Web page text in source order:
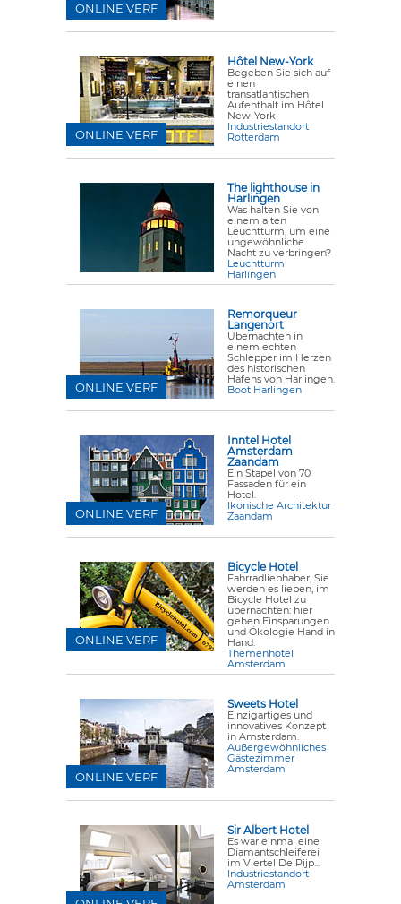
ONLINE VERF
Hôtel New-York
Begeben Sie sich auf
einen
transatlantischen
Aufenthalt im Hôtel
New-York
Industriestandort
Rotterdam
ONLINE VERF
The lighthouse in
Harlingen
Was halten Sie von
einem alten
Leuchtturm, um eine
ungewöhnliche
Nacht zu verbringen?
Leuchtturm
Harlingen
Remorqueur
Langenort
Übernachten in
einem echten
Schlepper im Herzen
des historischen
Hafens von Harlingen.
Boot Harlingen
ONLINE VERF
Inntel Hotel
Amsterdam
Zaandam
Ein Stapel von 70
Fassaden für ein
Hotel.
Ikonische Architektur
Zaandam
ONLINE VERF
Bicycle Hotel
Fahrradliebhaber, Sie
werden es lieben, im
Bicycle Hotel zu
übernachten: hier
gehen Einsparungen
und Ökologie Hand in
Hand.
Themenhotel
Amsterdam
ONLINE VERF
Sweets Hotel
Einzigartiges und
innovatives Konzept
in Amsterdam.
Außergewöhnliches
Gästezimmer
Amsterdam
ONLINE VERF
Sir Albert Hotel
Es war einmal eine
Diamantschleiferei
im Viertel De Pijp...
Industriestandort
Amsterdam